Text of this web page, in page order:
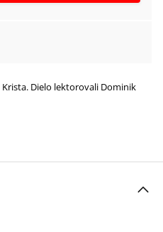
Dielo lektorovali Dominik